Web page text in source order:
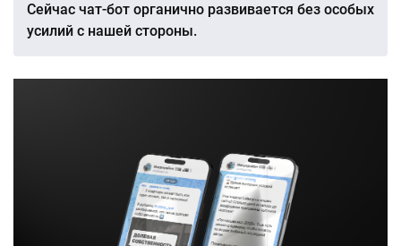
Сейчас чат-бот органично развивается без особых
усилий с нашей стороны.